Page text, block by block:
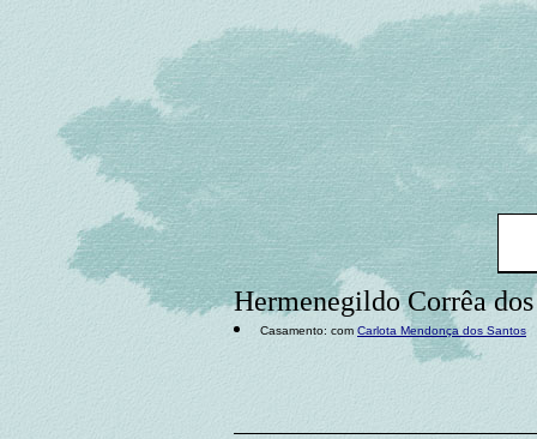
Hermenegildo Corrêa dos
Casamento: com Carlota Mendonça dos Santos